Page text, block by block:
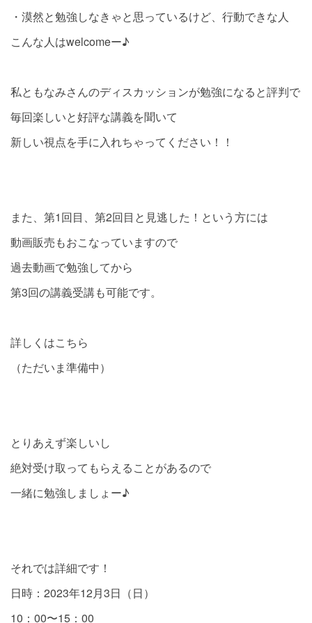
・漠然と勉強しなきゃと思っているけど、行動できな人
こんな人はwelcomeー♪
私ともなみさんのディスカッションが勉強になると評判で
毎回楽しいと好評な講義を聞いて
新しい視点を手に入れちゃってください！！
また、第1回目、第2回目と見逃した！という方には
動画販売もおこなっていますので
過去動画で勉強してから
第3回の講義受講も可能です。
詳しくはこちら
（ただいま準備中）
とりあえず楽しいし
絶対受け取ってもらえることがあるので
一緒に勉強しましょー♪
それでは詳細です！
日時：2023年12月3日（日）
10：00〜15：00